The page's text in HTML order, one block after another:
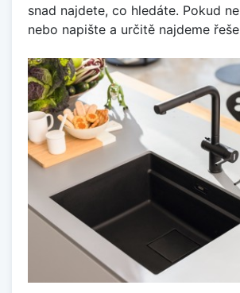
snad najdete, co hledáte. Pokud
nebo napište a určitě najdeme